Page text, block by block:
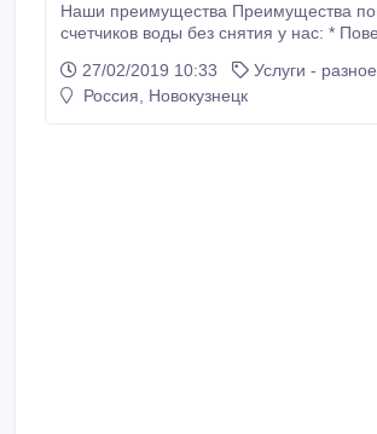
Наши преимущества Преимущества поверки
счетчиков воды без снятия у нас: * Поверка счетчика
воды. * Выполнение заявок день в день или на
следующий — как удобно. * Обслуживаем все
27/02/2019 10:33
Услуги - разное
Россия, Новокузнецк